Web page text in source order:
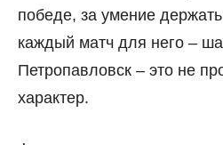
победе, за умение
каждый матч для него –
Петропавловск – это не
характер.